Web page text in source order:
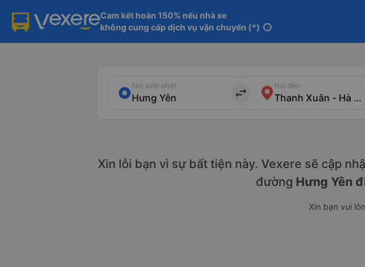
Cam kết hoàn 150% nếu nhà xe
không cung cấp dịch vụ vận chuyển (*) info
Nơi xuất phát
import_export
Nơi đến
Xin lỗi bạn vì sự bất tiện này. Vexere sẽ cập
đường Hưng Yên
Xin bạn vui